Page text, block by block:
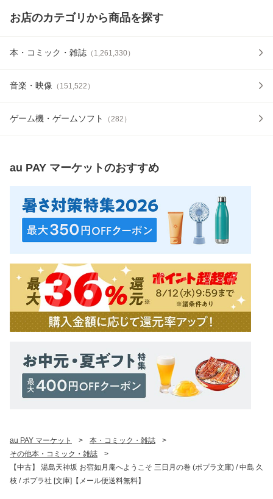
お店のカテゴリから商品を探す
本・コミック・雑誌 （ 1,261,330）
音楽・映像 （ 151,522 ）
ゲーム機・ゲームソフト （282 ）
au PAY マーケットのおすすめ
au PAY マーケット > 本・コミック・雑誌
>
その他本・コミック・雑誌
>
【中古】 湯島天神坂 お宿如月庵へようこそ 三日月の巻 (ポプラ文庫) / 中島 久
枝 / ポプラ社 [文庫]【メール便送料無料】